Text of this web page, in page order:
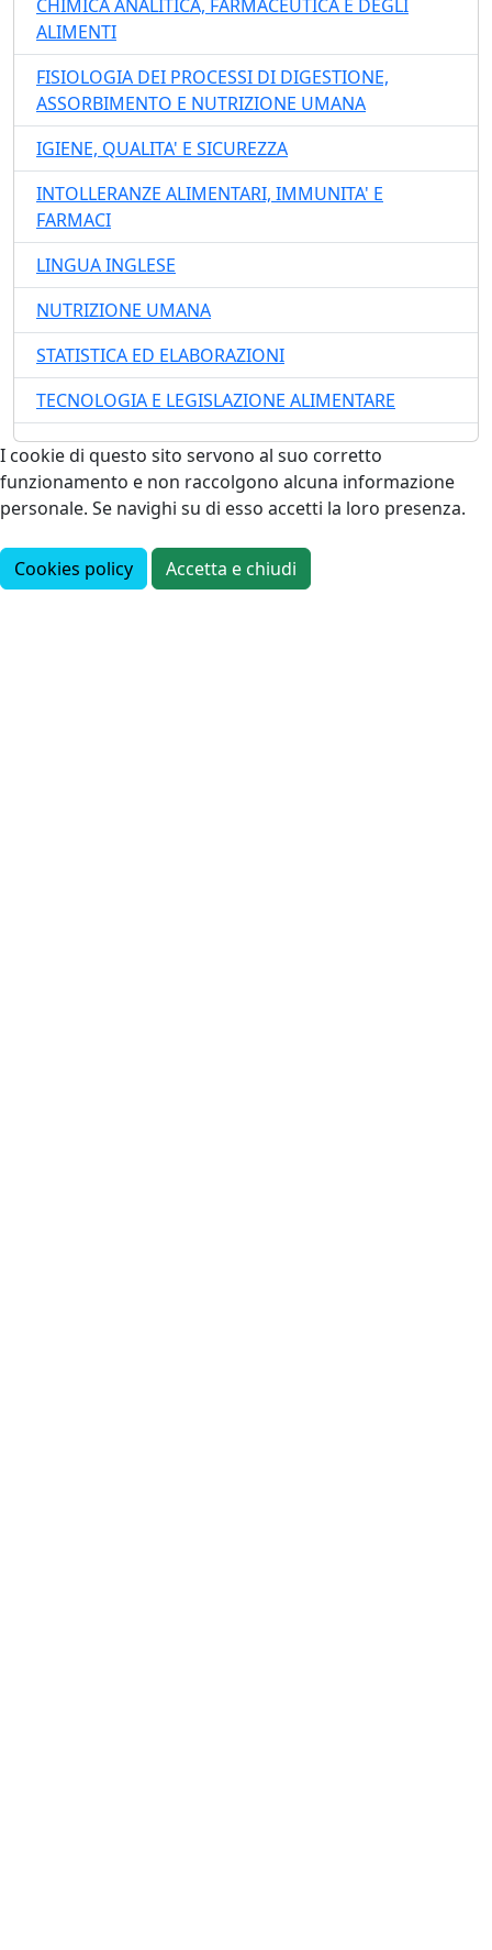
CHIMICA ANALITICA, FARMACEUTICA E DEGLI
ALIMENTI
FISIOLOGIA DEI PROCESSI DI DIGESTIONE,
ASSORBIMENTO E NUTRIZIONE UMANA
IGIENE, QUALITA' E SICUREZZA
INTOLLERANZE ALIMENTARI, IMMUNITA' E
FARMACI
LINGUA INGLESE
NUTRIZIONE UMANA
STATISTICA ED ELABORAZIONI
TECNOLOGIA E LEGISLAZIONE ALIMENTARE
I cookie di questo sito servono al suo corretto
funzionamento e non raccolgono alcuna informazione
personale. Se navighi su di esso accetti la loro presenza.
Cookies policy Accetta e chiudi